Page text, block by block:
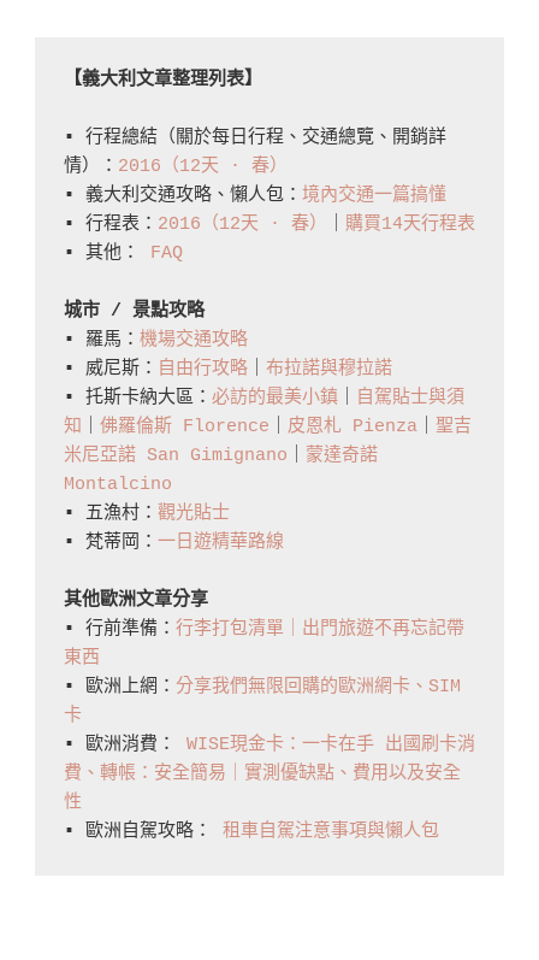
美
食/
消
費
中
【義大利文章整理列表】
▪️ 行程總結（關於每日行程、交通總覽、開銷詳
情）： 2016（12天 · 春）
▪️ 義大利交通攻略、懶人包： 境內交通一篇搞懂
▪️ 行程表： 2016（12天 · 春）
購買14天行程表
▪️ 其他： FAQ
城市 / 景點攻略
▪️ 羅馬： 機場交通攻略
▪️ 威尼斯： 自由行攻略
布拉諾與穆拉諾
▪️ 托斯卡納大區： 必訪的最美小鎮
自駕貼士與須
知
佛羅倫斯 Florence 皮恩札 Pienza
聖吉
米尼亞諾 San Gimignano
蒙達奇諾
Montalcino
▪️ 五漁村： 觀光貼士
▪️ 梵蒂岡： 一日遊精華路線
其他歐洲文章分享
▪️ 行前準備： 行李打包清單｜出門旅遊不再忘記帶
東西
▪️ 歐洲上網： 分享我們無限回購的歐洲網卡、SIM
卡
▪️ 歐洲消費： WISE現金卡：一卡在手 出國刷卡消
費、轉帳：安全簡易｜實測優缺點、費用以及安全
性
▪️ 歐洲自駕攻略： 租車自駕注意事項與懶人包